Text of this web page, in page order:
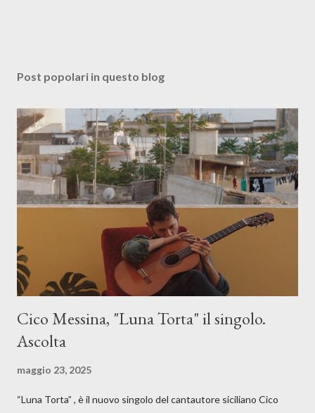
Post popolari in questo blog
Cico Messina, "Luna Torta" il singolo.
Ascolta
maggio 23, 2025
“Luna Torta” , è il nuovo singolo del cantautore siciliano Cico